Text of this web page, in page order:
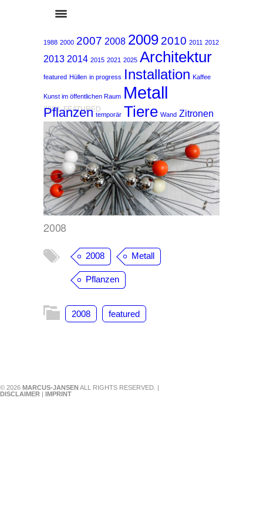
1988 2000 2007 2008 2009 2010 2011 2012
2013 2014 2015 2021 2025 Architektur
featured Hüllen in progress Installation Kaffee
Kunst im öffentlichen Raum Metall
Pflanzen temporär Tiere Wand Zitronen
2008,FEATURED
2008
2008 Metall
Pflanzen
2008 featured
© 2026 MARCUS-JANSENALL RIGHTS RESERVED. |
DISCLAIMER | IMPRINT